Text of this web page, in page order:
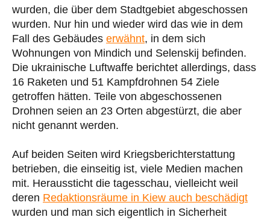
wurden, die über dem Stadtgebiet abgeschossen
wurden. Nur hin und wieder wird das wie in dem
Fall des Gebäudes erwähnt, in dem sich
Wohnungen von Mindich und Selenskij befinden.
Die ukrainische Luftwaffe berichtet allerdings, dass
16 Raketen und 51 Kampfdrohnen 54 Ziele
getroffen hätten. Teile von abgeschossenen
Drohnen seien an 23 Orten abgestürzt, die aber
nicht genannt werden.
Auf beiden Seiten wird Kriegsberichterstattung
betrieben, die einseitig ist, viele Medien machen
mit. Heraussticht die tagesschau, vielleicht weil
deren Redaktionsräume in Kiew auch beschädigt
wurden und man sich eigentlich in Sicherheit